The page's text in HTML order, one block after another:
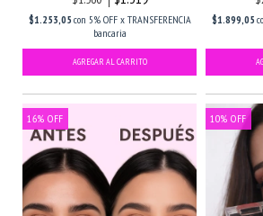
$1.253,05 con 5% OFF x TRANSFERENCIA
bancaria
$1.899,05
16% OFF 10% OFF